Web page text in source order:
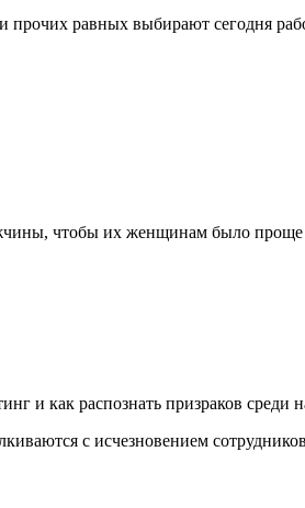
прочих равных выбирают сегодня
чтобы их женщинам было проще
и как распознать призраков среди
с исчезновением